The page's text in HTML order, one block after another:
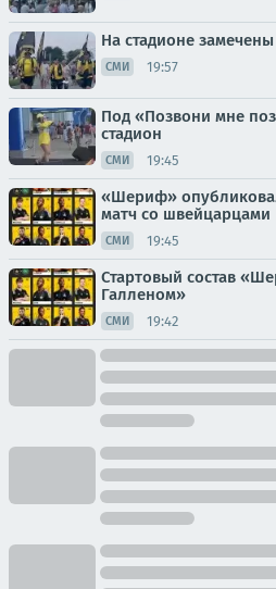
На стадионе
СМИ 19:57
Под «Позвони мне
стадион
СМИ 19:45
«Шериф»
матч со швейцарцами
СМИ 19:45
Стартовый состав
Галленом»
СМИ 19:42